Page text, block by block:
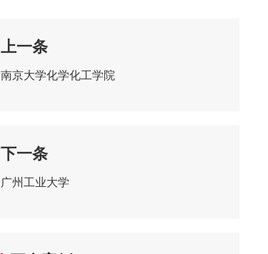
上一条
南京大学化学化工学院
下一条
广州工业大学